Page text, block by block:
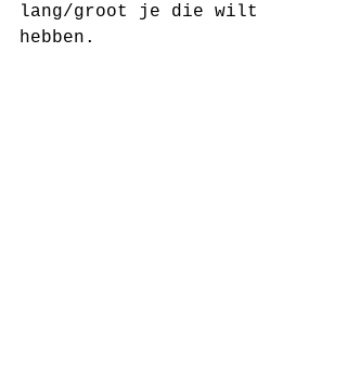
lang/groot je die wilt
hebben.